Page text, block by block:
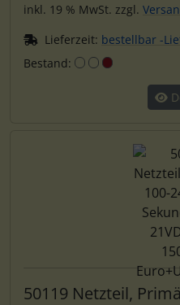
inkl. 19 % MwSt. zzgl.
Lieferzeit: bestellbar -
Bestand:
50119 Netzteil,